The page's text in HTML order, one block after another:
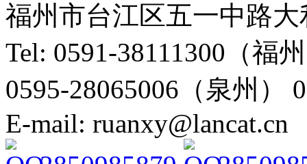
福州市台江区五一中路
Tel: 0591-38111300（福
0595-28065006（泉州）
E-mail: ruanxy@lancat.cn